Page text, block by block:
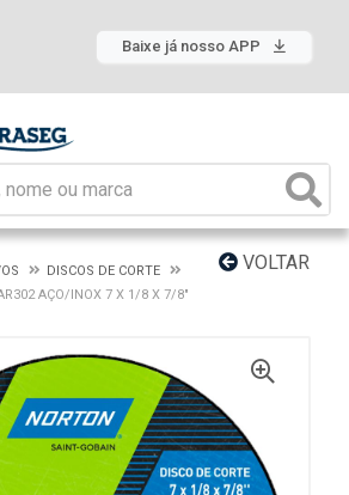
Baixe já nosso APP
VOLTAR
DISCOS DE CORTE
AÇO/INOX 7 X 1/8 X 7/8"